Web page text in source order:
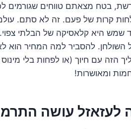
בטח מצאתם טווחים שגורמים
קרות של פעם. זה לא סתם.
שמש היא קלאסיקה של הבלתי
השולחן. להסביר למה המחיר הוא
הזה עם חיוך (או לפחות בלי
ומאושרות!
לעזאזל עושה